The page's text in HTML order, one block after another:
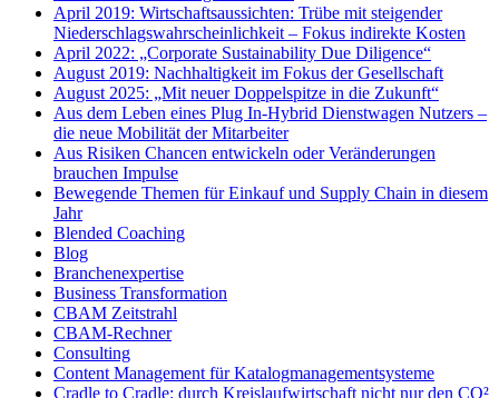
April 2019: Wirtschaftsaussichten: Trübe mit steigender
Niederschlagswahrscheinlichkeit – Fokus indirekte Kosten
April 2022: „Corporate Sustainability Due Diligence“
August 2019: Nachhaltigkeit im Fokus der Gesellschaft
August 2025: „Mit neuer Doppelspitze in die Zukunft“
Aus dem Leben eines Plug In-Hybrid Dienstwagen Nutzers –
die neue Mobilität der Mitarbeiter
Aus Risiken Chancen entwickeln oder Veränderungen
brauchen Impulse
Bewegende Themen für Einkauf und Supply Chain in diesem
Jahr
Blended Coaching
Blog
Branchenexpertise
Business Transformation
CBAM Zeitstrahl
CBAM-Rechner
Consulting
Content Management für Katalogmanagementsysteme
Cradle to Cradle: durch Kreislaufwirtschaft nicht nur den CO²